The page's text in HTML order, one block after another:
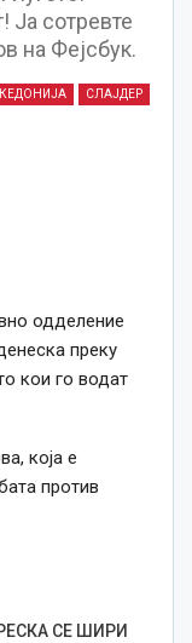
Ја сотревте
на Фејсбук.
СЛАЈДЕР
одделение
преку
кои го водат
која е
против
СЕ ШИРИ